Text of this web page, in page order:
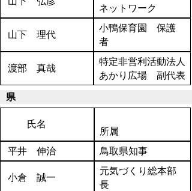
ネットワーク
山下 理代
小鴨保育園 保護
者
渡部 真哉
特定非営利活動法人
あかり広場 副代表
県
氏名
所属
平井 伸治
鳥取県知事
小倉 誠一
元気づくり総本部
長